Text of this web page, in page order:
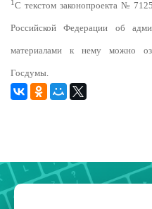
1С текстом законопроекта №
Российской Федерации об
материалами к нему можно
Госдумы.